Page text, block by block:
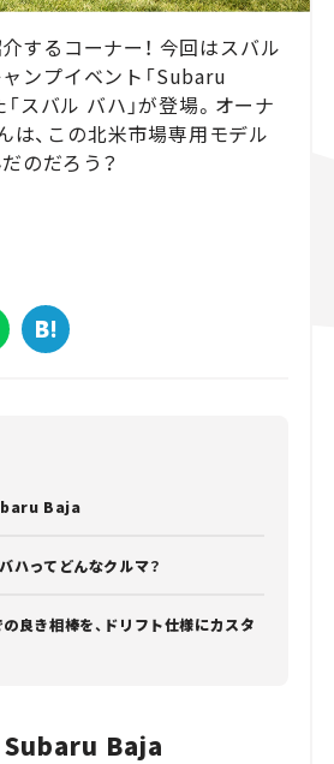
するコーナー！ 今回はスバル
ンプイベント「Subaru
スバル バハ」が登場。オーナ
、この北米市場専用モデル
のだろう？
Baja
ハってどんなクルマ？
良き相棒を、ドリフト仕様にカスタ
Subaru Baja